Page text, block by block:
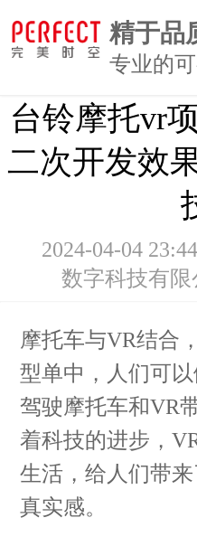
精于品
专业的
网站首页
动画CG应用
VR虚拟现实
陈列展示工程
关于我们
新闻中心
联系我们
台铃摩托vr
二次开发效
2024-04-04
数字科技有限
摩托车与VR结合
型单中，人们可
驾驶摩托车和VR
着科技的进步，
生活，给人们带
真实感。